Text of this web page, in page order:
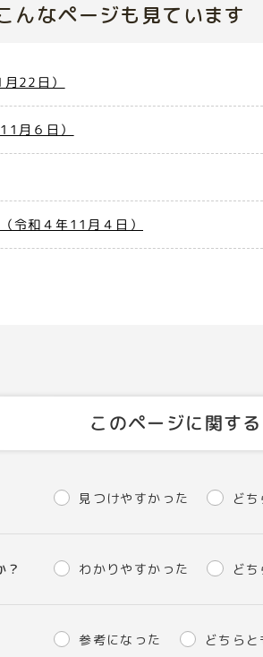
んなページも見ています
22日）
月６日）
令和４年11月４日）
このページに関す
見つけやすかった ど
？ わかりやすかった ど
参考になった どちら